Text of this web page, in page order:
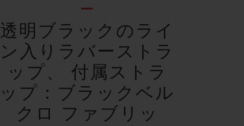
透明ブラックのライ
ン入りラバーストラ
ップ、 付属ストラ
ップ：ブラックベル
クロ ファブリッ